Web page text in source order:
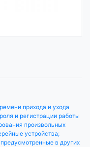
прихода и ухода
и регистрации работы
произвольных
устройства;
в других